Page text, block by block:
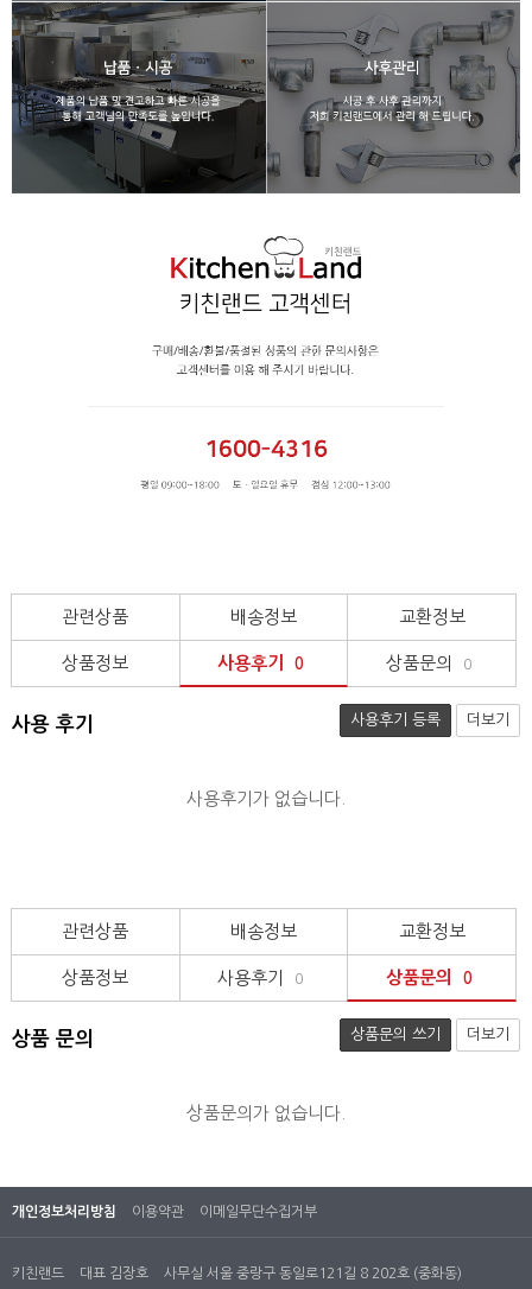
관련상품 배송정보 교환정보
상품정보 사용후기 0 상품문의 0
사용 후기 사용후기 등록 더보기
사용후기가 없습니다.
관련상품 배송정보 교환정보
상품정보 사용후기 0 상품문의 0
상품 문의 상품문의 쓰기 더보기
상품문의가 없습니다.
개인정보처리방침 이용약관 이메일무단수집거부
키친랜드 대표 김장호 사무실 서울 중랑구 동일로121길 8 202호 (중화동)